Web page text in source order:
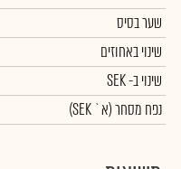
שער בסיס
שינוי באחוזים
שינויב- SEK
נפח מסחר(א` SEK)